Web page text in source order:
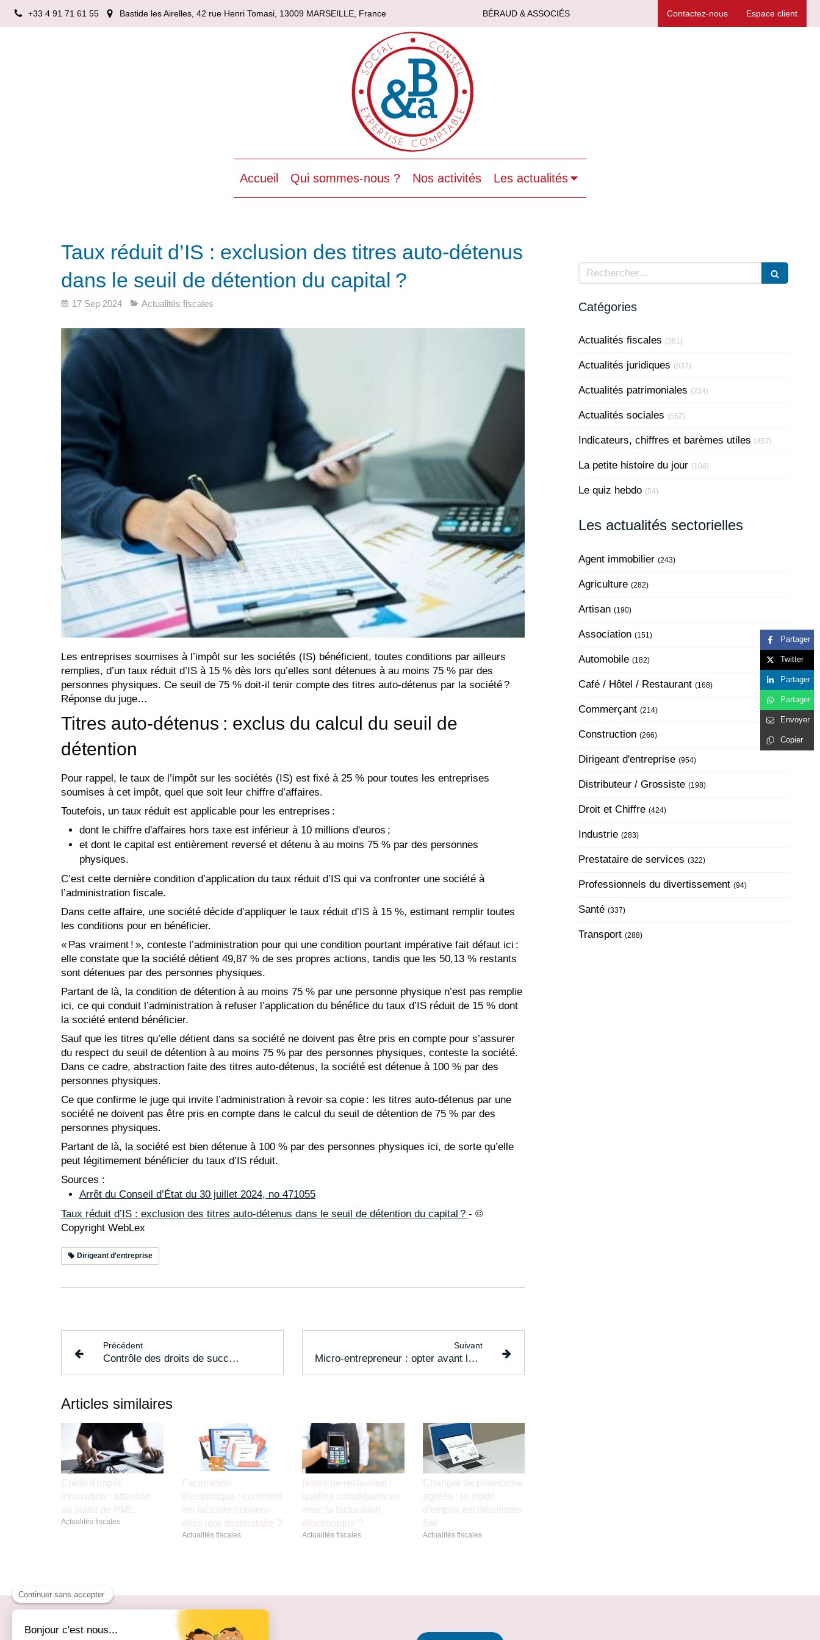
+33 4 91 71 61 55 Bastide les Airelles, 42 rue Henri Tomasi, 13009 MARSEILLE, France BÉRAUD & ASSOCIÉS Espace client
Contactez-nous
Accueil Qui sommes-nous ? Nos activités Les actualités
Taux réduit d’IS : exclusion des titres auto-détenus
dans le seuil de détention du capital ?
17 Sep 2024 Actualités fiscales
Les entreprises soumises à l’impôt sur les sociétés (IS) bénéficient, toutes conditions par ailleurs
remplies, d’un taux réduit d’IS à 15 % dès lors qu’elles sont détenues à au moins 75 % par des
personnes physiques. Ce seuil de 75 % doit-il tenir compte des titres auto-détenus par la société ?
Réponse du juge…
Titres auto-détenus : exclus du calcul du seuil de
détention
Pour rappel, le taux de l’impôt sur les sociétés (IS) est fixé à 25 % pour toutes les entreprises
soumises à cet impôt, quel que soit leur chiffre d’affaires.
Toutefois, un taux réduit est applicable pour les entreprises :
dont le chiffre d'affaires hors taxe est inférieur à 10 millions d'euros ;
et dont le capital est entièrement reversé et détenu à au moins 75 % par des personnes
physiques.
C’est cette dernière condition d’application du taux réduit d’IS qui va confronter une société à
l’administration fiscale.
Dans cette affaire, une société décide d’appliquer le taux réduit d’IS à 15 %, estimant remplir toutes
les conditions pour en bénéficier.
« Pas vraiment ! », conteste l’administration pour qui une condition pourtant impérative fait défaut ici :
elle constate que la société détient 49,87 % de ses propres actions, tandis que les 50,13 % restants
sont détenues par des personnes physiques.
Partant de là, la condition de détention à au moins 75 % par une personne physique n’est pas remplie
ici, ce qui conduit l’administration à refuser l’application du bénéfice du taux d’IS réduit de 15 % dont
la société entend bénéficier.
Sauf que les titres qu’elle détient dans sa société ne doivent pas être pris en compte pour s’assurer
du respect du seuil de détention à au moins 75 % par des personnes physiques, conteste la société.
Dans ce cadre, abstraction faite des titres auto-détenus, la société est détenue à 100 % par des
personnes physiques.
Ce que confirme le juge qui invite l’administration à revoir sa copie : les titres auto-détenus par une
société ne doivent pas être pris en compte dans le calcul du seuil de détention de 75 % par des
personnes physiques.
Partant de là, la société est bien détenue à 100 % par des personnes physiques ici, de sorte qu’elle
peut légitimement bénéficier du taux d’IS réduit.
Sources :
Arrêt du Conseil d’État du 30 juillet 2024, no 471055
Taux réduit d’IS : exclusion des titres auto-détenus dans le seuil de détention du capital ? - ©
Copyright WebLex
Dirigeant d'entreprise
Précédent
Contrôle des droits de succession : 3 ans ou 6 ans pour agir ?
Suivant
Micro-entrepreneur : opter avant le 30 septembre 2024 ?
Articles similaires
Crédit d'impôt
innovation : attention
au statut de PME
Actualités fiscales
Facturation
électronique : comment
les factures trouvent-
elles leur destinataire ?
Actualités fiscales
Notes de restaurant :
quelles conséquences
avec la facturation
électronique ?
Actualités fiscales
Changer de plateforme
agréée : le mode
d'emploi est désormais
fixé
Actualités fiscales
Partager
Twitter
Partager
Partager
Envoyer
Copier
Rechercher
Catégories
Actualités fiscales (361)
Actualités juridiques (837)
Actualités patrimoniales (234)
Actualités sociales (562)
Indicateurs, chiffres et barèmes utiles (457)
La petite histoire du jour (108)
Le quiz hebdo (54)
Les actualités sectorielles
Agent immobilier (243)
Agriculture (282)
Artisan (190)
Association (151)
Automobile (182)
Café / Hôtel / Restaurant (168)
Commerçant (214)
Construction (266)
Dirigeant d'entreprise (954)
Distributeur / Grossiste (198)
Droit et Chiffre (424)
Industrie (283)
Prestataire de services (322)
Professionnels du divertissement (94)
Santé (337)
Transport (288)